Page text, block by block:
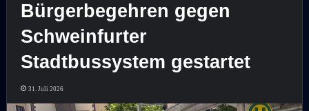
Bürgerbegehren gegen
Schweinfurter
Stadtbussystem gestartet
31. Juli 2026